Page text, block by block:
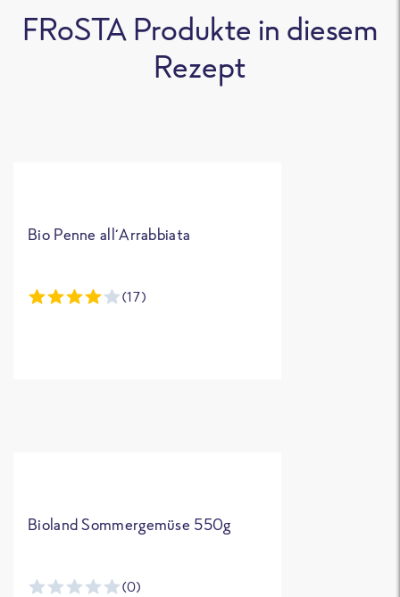
FRoSTA Produkte in diesem
Rezept
Bio Penne all´Arrabbiata
(17)
Bioland Sommergemüse 550g
(0)